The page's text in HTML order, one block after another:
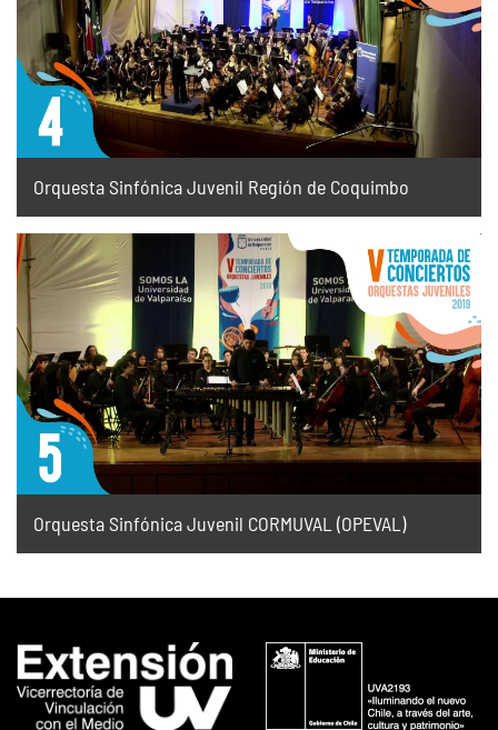
Orquesta Sinfónica Juvenil Región de Coquimbo
Orquesta Sinfónica Juvenil CORMUVAL (OPEVAL)